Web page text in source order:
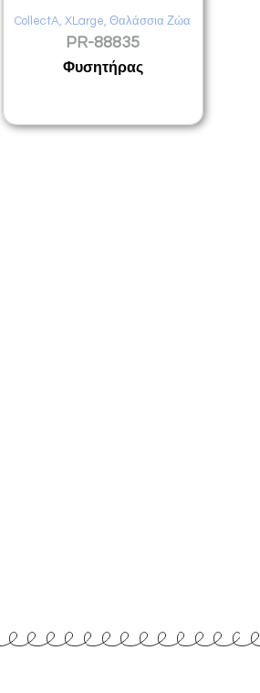
CollectA ,XLarge ,Θαλάσσια Ζώα
PR-88835
Φυσητήρας